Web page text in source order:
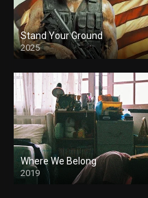
Stand Your Ground
2025
Where We Belong
2019